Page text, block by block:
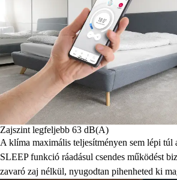
Zajszint legfeljebb 63 dB(A)
A klíma maximális teljesítményen sem lépi túl
SLEEP funkció ráadásul csendes működést
zavaró zaj nélkül, nyugodtan pihenheted ki